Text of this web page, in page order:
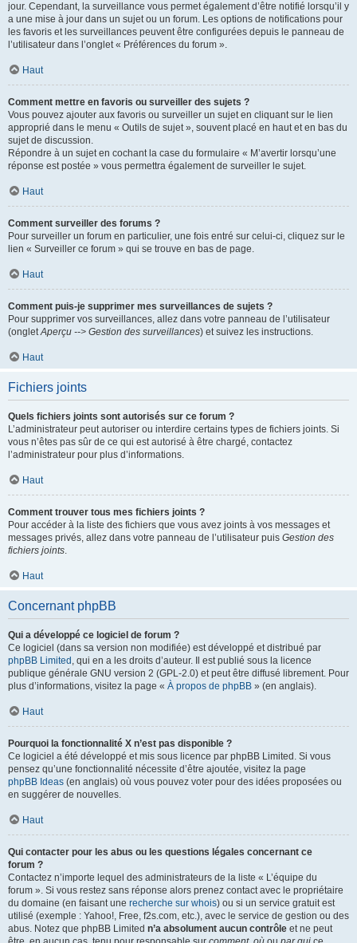
jour. Cependant, la surveillance vous permet également d’être notifié lorsqu’il y
a une mise à jour dans un sujet ou un forum. Les options de notifications pour
les favoris et les surveillances peuvent être configurées depuis le panneau de
l’utilisateur dans l’onglet « Préférences du forum ».
Haut
Comment mettre en favoris ou surveiller des sujets ?
Vous pouvez ajouter aux favoris ou surveiller un sujet en cliquant sur le lien
approprié dans le menu « Outils de sujet », souvent placé en haut et en bas du
sujet de discussion.
Répondre à un sujet en cochant la case du formulaire « M’avertir lorsqu’une
réponse est postée » vous permettra également de surveiller le sujet.
Haut
Comment surveiller des forums ?
Pour surveiller un forum en particulier, une fois entré sur celui-ci, cliquez sur le
lien « Surveiller ce forum » qui se trouve en bas de page.
Haut
Comment puis-je supprimer mes surveillances de sujets ?
Pour supprimer vos surveillances, allez dans votre panneau de l’utilisateur
(ongletAperçu --> Gestion des surveillances) et suivez les instructions.
Haut
Fichiers joints
Quels fichiers joints sont autorisés sur ce forum ?
L’administrateur peut autoriser ou interdire certains types de fichiers joints. Si
vous n’êtes pas sûr de ce qui est autorisé à être chargé, contactez
l’administrateur pour plus d’informations.
Haut
Comment trouver tous mes fichiers joints ?
Pour accéder à la liste des fichiers que vous avez joints à vos messages et
messages privés, allez dans votre panneau de l’utilisateur puis Gestion des
fichiers joints.
Haut
Concernant phpBB
Qui a développé ce logiciel de forum ?
Ce logiciel (dans sa version non modifiée) est développé et distribué par
phpBB Limited , qui en a les droits d’auteur. Il est publié sous la licence
publique générale GNU version 2 (GPL-2.0) et peut être diffusé librement. Pour
plus d’informations, visitez la page « À propos de phpBB » (en anglais).
Haut
Pourquoi la fonctionnalité X n’est pas disponible ?
Ce logiciel a été développé et mis sous licence par phpBB Limited. Si vous
pensez qu’une fonctionnalité nécessite d’être ajoutée, visitez la page
phpBB Ideas (en anglais) où vous pouvez voter pour des idées proposées ou
en suggérer de nouvelles.
Haut
Qui contacter pour les abus ou les questions légales concernant ce
forum ?
Contactez n’importe lequel des administrateurs de la liste « L’équipe du
forum ». Si vous restez sans réponse alors prenez contact avec le propriétaire
du domaine (en faisant une recherche sur whois) ou si un service gratuit est
utilisé (exemple : Yahoo!, Free, f2s.com, etc.), avec le service de gestion ou des
abus. Notez que phpBB Limited n’a absolument aucun contrôle et ne peut